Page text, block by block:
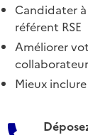
Candidater
référent RSE
Améliorer
Mieux